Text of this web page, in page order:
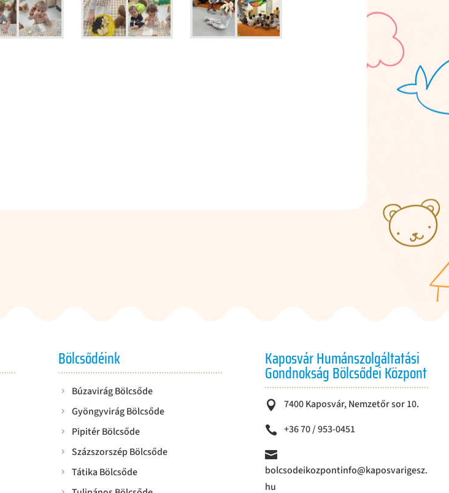
Bölcsődéink
Búzavirág Bölcsőde
Gyöngyvirág Bölcsőde
Pipitér Bölcsőde
Százszorszép Bölcsőde
Tátika Bölcsőde
Kaposvár Humánszolgáltatási
Gondnokság Bölcsődei Központ
 7400 Kaposvár, Nemzetőr sor 10.
 +36 70 / 953-0451

bolcsodeikozpontinfo@kaposvarigesz.
hu